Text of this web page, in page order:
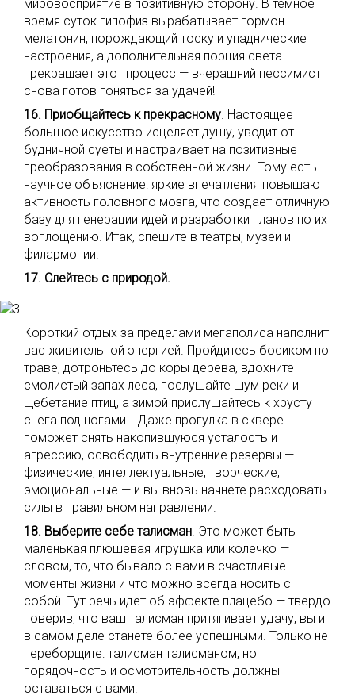
мировосприятие в позитивную сторону. В темное
время суток гипофиз вырабатывает гормон
мелатонин, порождающий тоску и упаднические
настроения, а дополнительная порция света
прекращает этот процесс — вчерашний пессимист
снова готов гоняться за удачей!
16. Приобщайтесь к прекрасному. Настоящее
большое искусство исцеляет душу, уводит от
будничной суеты и настраивает на позитивные
преобразования в собственной жизни. Тому есть
научное объяснение: яркие впечатления повышают
активность головного мозга, что создает отличную
базу для генерации идей и разработки планов по их
воплощению. Итак, спешите в театры, музеи и
филармонии!
17. Слейтесь с природой.
Короткий отдых за пределами мегаполиса наполнит
вас живительной энергией. Пройдитесь босиком по
траве, дотроньтесь до коры дерева, вдохните
смолистый запах леса, послушайте шум реки и
щебетание птиц, а зимой прислушайтесь к хрусту
снега под ногами… Даже прогулка в сквере
поможет снять накопившуюся усталость и
агрессию, освободить внутренние резервы —
физические, интеллектуальные, творческие,
эмоциональные — и вы вновь начнете расходовать
силы в правильном направлении.
18. Выберите себе талисман. Это может быть
маленькая плюшевая игрушка или колечко —
словом, то, что бывало с вами в счастливые
моменты жизни и что можно всегда носить с
собой. Тут речь идет об эффекте плацебо — твердо
поверив, что ваш талисман притягивает удачу, вы и
в самом деле станете более успешными. Только не
переборщите: талисман талисманом, но
порядочность и осмотрительность должны
оставаться с вами.